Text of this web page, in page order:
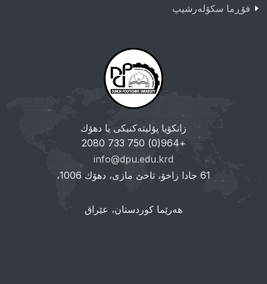
فۆڕما سکۆلەرشیپ
زانکۆیا پۆلیتەکنیکی یا دهۆك
+964(0) 750 733 2080
info@dpu.edu.krd
61 جادا زاخۆ، تاخێ مازی، دهۆك 1006،
هەرێما کوردستان، عێراق